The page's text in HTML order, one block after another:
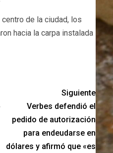
de la ciudad, los
hacia la carpa instalada
Siguiente
Verbes defendió el
pedido de autorización
para endeudarse en
dólares y afirmó que «es